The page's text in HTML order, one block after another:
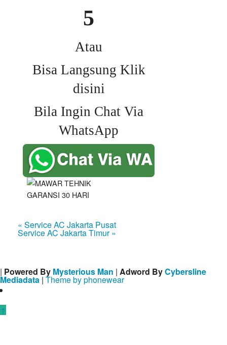
5
Atau
Bisa Langsung Klik
disini
Bila Ingin Chat Via
WhatsApp
« Service AC Jakarta Pusat
Service AC Jakarta Timur »
| Powered By Mysterious Man | Adword ByCybersline
Mediadata | Theme by phonewear
↑